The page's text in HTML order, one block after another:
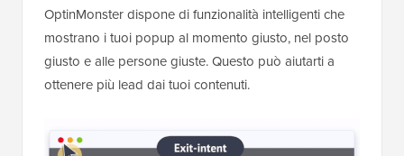
OptinMonster dispone di funzionalità intelligenti che
mostrano i tuoi popup al momento giusto, nel posto
giusto e alle persone giuste. Questo può aiutarti a
ottenere più lead dai tuoi contenuti.